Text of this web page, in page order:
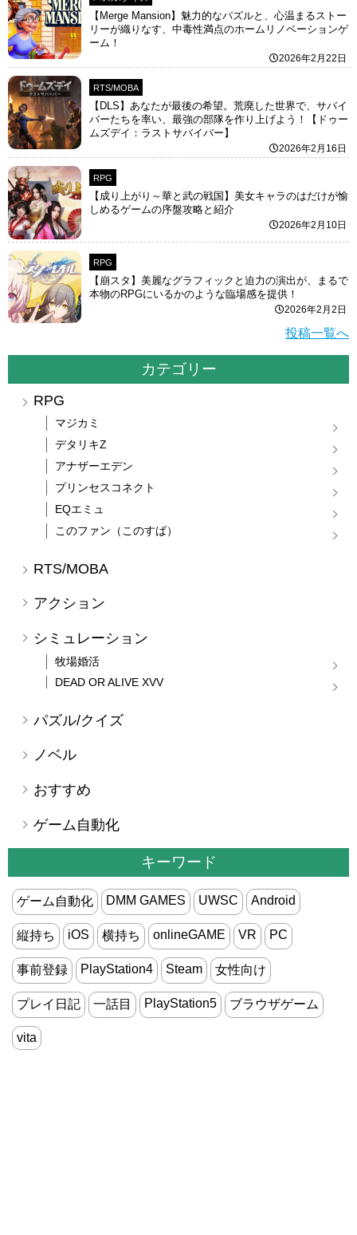
【Merge Mansion】魅力的なパズルと、心温まるストー
リーが織りなす、中毒性満点のホームリノベーションゲ
ーム！
2026年2月22日
RTS/MOBA
【DLS】あなたが最後の希望。荒廃した世界で、サバイ
バーたちを率い、最強の部隊を作り上げよう！【ドゥー
ムズデイ：ラストサバイバー】
2026年2月16日
RPG
【成り上がり～華と武の戦国】美女キャラのはだけが愉
しめるゲームの序盤攻略と紹介
2026年2月10日
RPG
【崩スタ】美麗なグラフィックと迫力の演出が、まるで
本物のRPGにいるかのような臨場感を提供！
2026年2月2日
投稿一覧へ
カテゴリー
RPG
マジカミ
デタリキZ
アナザーエデン
プリンセスコネクト
EQエミュ
このファン（このすば）
RTS/MOBA
アクション
シミュレーション
牧場婚活
DEAD OR ALIVE XVV
パズル/クイズ
ノベル
おすすめ
ゲーム自動化
キーワード
ゲーム自動化 DMM GAMES UWSC Android
縦持ち iOS 横持ち onlineGAME VR PC
事前登録 PlayStation4 Steam 女性向け
プレイ日記 一話目 PlayStation5 ブラウザゲーム
vita